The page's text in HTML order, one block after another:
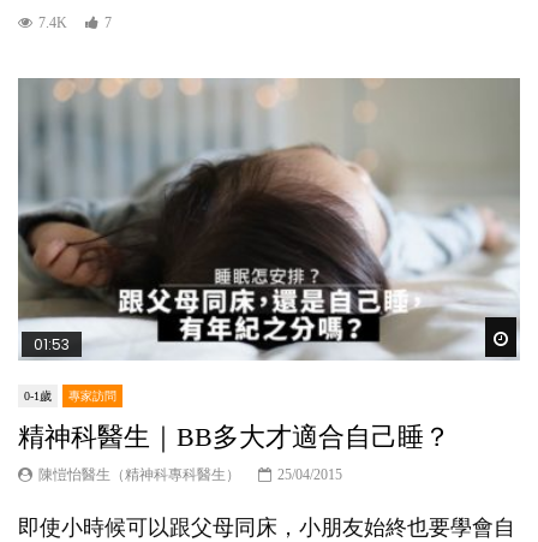
7.4K 7
01:53
0-1歲 專家訪問
精神科醫生｜BB多大才適合自己睡？
陳愷怡醫生（精神科專科醫生） 25/04/2015
即使小時候可以跟父母同床，小朋友始終也要學會自